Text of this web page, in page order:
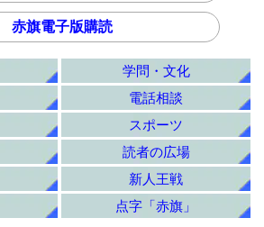
赤旗電子版購読
学問・文化
電話相談
スポーツ
読者の広場
新人王戦
点字「赤旗」